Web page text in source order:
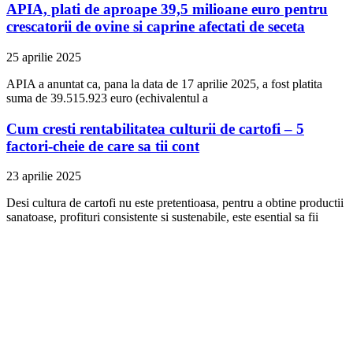
APIA, plati de aproape 39,5 milioane euro pentru
crescatorii de ovine si caprine afectati de seceta
25 aprilie 2025
APIA a anuntat ca, pana la data de 17 aprilie 2025, a fost platita
suma de 39.515.923 euro (echivalentul a
Cum cresti rentabilitatea culturii de cartofi – 5
factori-cheie de care sa tii cont
23 aprilie 2025
Desi cultura de cartofi nu este pretentioasa, pentru a obtine productii
sanatoase, profituri consistente si sustenabile, este esential sa fii